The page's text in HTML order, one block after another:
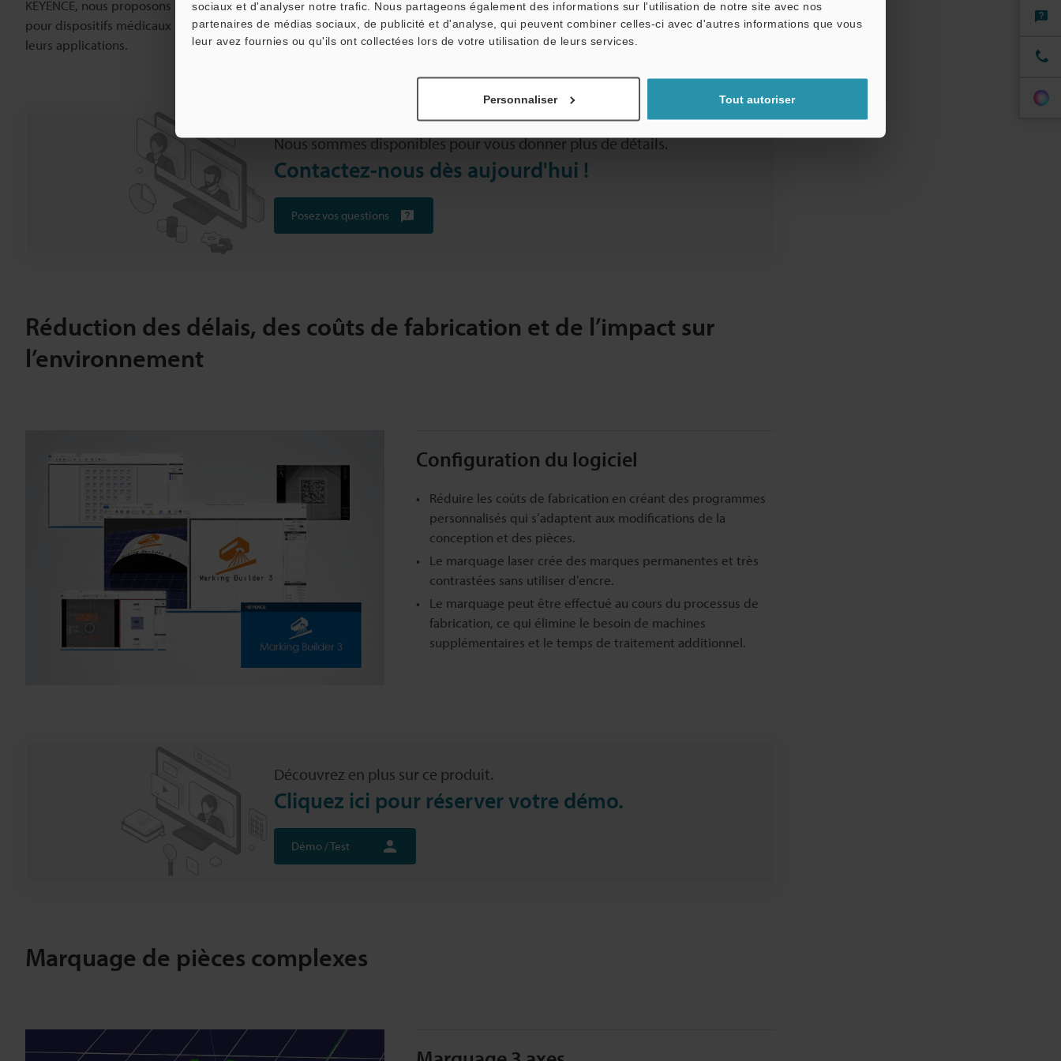
sociaux et d'analyser notre trafic. Nous partageons également des informations sur l'utilisation de notre site avec nos
partenaires de médias sociaux, de publicité et d'analyse, qui peuvent combiner celles-ci avec d'autres informations que vous
leur avez fournies ou qu'ils ont collectées lors de votre utilisation de leurs services.
Personnaliser Tout autoriser
KEYENCE, nous proposons des marqueurs laser de haute qualité adaptés à toutes les applications médicales. Nos marqueurs laser
pour dispositifs médicaux s’appuient sur nos connaissances et notre expérience approfondies dans le domaine des lasers et de
leurs applications.
Nous sommes disponibles pour vous donner plus de détails.
Contactez-nous dès aujourd'hui !
Posez vos questions
Réduction des délais, des coûts de fabrication et de l’impact sur
l’environnement
Configuration du logiciel
Réduire les coûts de fabrication en créant des programmes
personnalisés qui s’adaptent aux modifications de la
conception et des pièces.
Le marquage laser crée des marques permanentes et très
contrastées sans utiliser d’encre.
Le marquage peut être effectué au cours du processus de
fabrication, ce qui élimine le besoin de machines
supplémentaires et le temps de traitement additionnel.
Découvrez en plus sur ce produit.
Cliquez ici pour réserver votre démo.
Démo / Test
Marquage de pièces complexes